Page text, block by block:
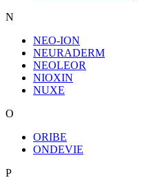
N
NEO-ION
NEURADERM
NEOLEOR
NIOXIN
NUXE
O
ORIBE
ONDEVIE
P